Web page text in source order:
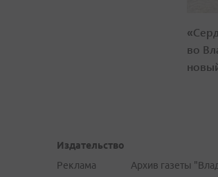
во
Издательство
Реклама
Архив газеты